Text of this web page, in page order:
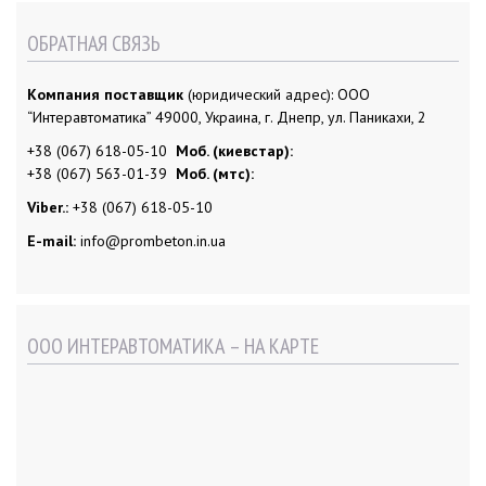
ОБРАТНАЯ СВЯЗЬ
Компания поставщик (юридический адрес): ООО
“Интеравтоматика” 49000, Украина, г. Днепр, ул. Паникахи, 2
+38 (067) 618-05-10 Моб. (киевстар):
+38 (067) 563-01-39 Моб. (мтс):
Viber.: +38 (067) 618-05-10
E-mail: info@prombeton.in.ua
ООО ИНТЕРАВТОМАТИКА – НА КАРТЕ